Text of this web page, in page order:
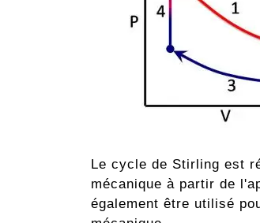
Le cycle de Stirling est
mécanique à partir de
également être utilisé